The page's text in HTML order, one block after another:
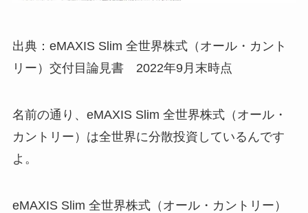
出典：eMAXIS Slim 全世界株式（オール・カント
リー）交付目論見書 2022年9月末時点
名前の通り、eMAXIS Slim 全世界株式（オール・
カントリー）は全世界に分散投資しているんです
よ。
eMAXIS Slim 全世界株式（オール・カントリー）